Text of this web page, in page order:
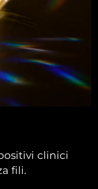
clinici
fili.